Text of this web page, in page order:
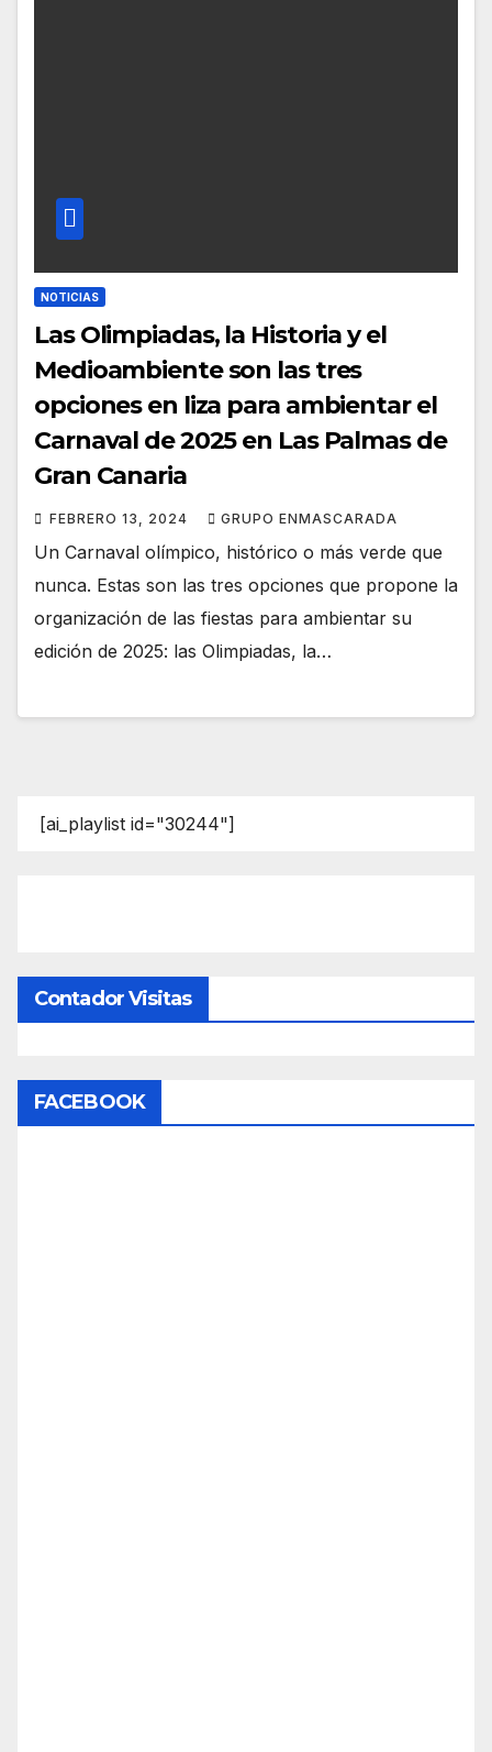
NOTICIAS
Las Olimpiadas, la Historia y el
Medioambiente son las tres
opciones en liza para ambientar el
Carnaval de 2025 en Las Palmas de
Gran Canaria
FEBRERO 13, 2024 GRUPO ENMASCARADA
Un Carnaval olímpico, histórico o más verde que
nunca. Estas son las tres opciones que propone la
organización de las fiestas para ambientar su
edición de 2025: las Olimpiadas, la…
[ai_playlist id="30244"]
Contador Visitas
FACEBOOK